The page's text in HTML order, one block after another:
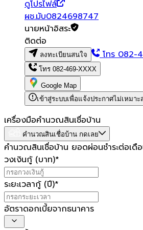
ดูโปรไฟล์
ผช.มับ0824698747
นายหน้าอิสระ
ติดต่อ
ลงทะเบียนสนใจ โทร082-
โทร 082-469-XXXX
Google Map
เข้าสู่ระบบเพื่อแจ้งประกาศไม่เหมาะ
เครื่องมือคำนวณสินเชื่อบ้าน
คำนวณสินเชื่อบ้าน กดเลย
คำนวณสินเชื่อบ้าน ยอดผ่อนชำระต่อเดื
วงเงินกู้ (บาท)*
ระยะเวลากู้ (ปี)*
อัตราดอกเบี้ยจากธนาคาร